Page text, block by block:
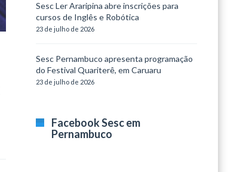
Sesc Ler Araripina abre inscrições para
cursos de Inglês e Robótica
23 de julho de 2026
Sesc Pernambuco apresenta programação
do Festival Quariterê, em Caruaru
23 de julho de 2026
Facebook Sesc em
Pernambuco